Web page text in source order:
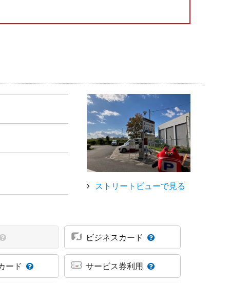
ストリートビューで見る
ビジネスカード
ード サービス券利用